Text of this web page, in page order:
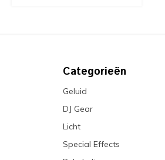
Categorieën
Geluid
DJ Gear
Licht
Special Effects